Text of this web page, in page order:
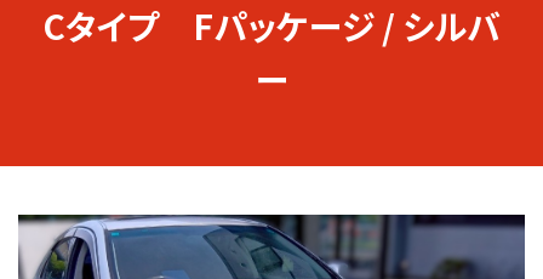
Cタイプ Fパッケージ / シルバ
ー